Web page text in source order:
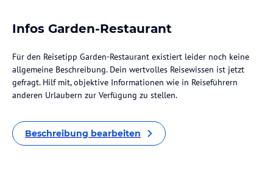
Infos Garden-Restaurant
Für den Reisetipp Garden-Restaurant existiert leider noch keine
allgemeine Beschreibung. Dein wertvolles Reisewissen ist jetzt
gefragt. Hilf mit, objektive Informationen wie in Reiseführern
anderen Urlaubern zur Verfügung zu stellen.
Beschreibung bearbeiten